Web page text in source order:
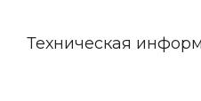
Техническая